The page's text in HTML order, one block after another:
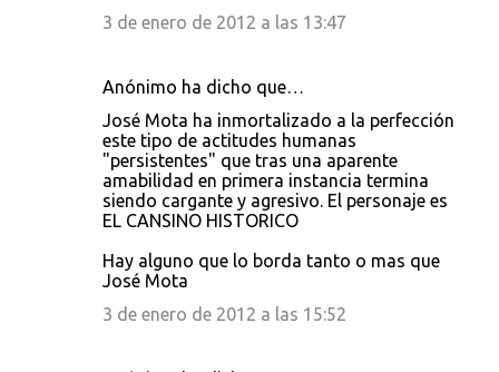
3 de enero de 2012 a las 13:47
Anónimo ha dicho que…
José Mota ha inmortalizado a la perfección
este tipo de actitudes humanas
"persistentes" que tras una aparente
amabilidad en primera instancia termina
siendo cargante y agresivo. El personaje es
EL CANSINO HISTORICO
Hay alguno que lo borda tanto o mas que
José Mota
3 de enero de 2012 a las 15:52